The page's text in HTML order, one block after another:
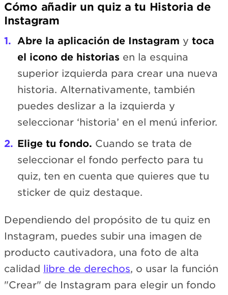
Cómo añadir un quiz a tu Historia de
Instagram
Abre la aplicación de Instagram y toca
el icono de historias en la esquina
superior izquierda para crear una nueva
historia. Alternativamente, también
puedes deslizar a la izquierda y
seleccionar ‘historia’ en el menú inferior.
Elige tu fondo. Cuando se trata de
seleccionar el fondo perfecto para tu
quiz, ten en cuenta que quieres que tu
sticker de quiz destaque.
Dependiendo del propósito de tu quiz en
Instagram, puedes subir una imagen de
producto cautivadora, una foto de alta
calidad libre de derechos, o usar la función
"Crear" de Instagram para elegir un fondo